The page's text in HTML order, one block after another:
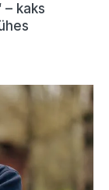
– kaks